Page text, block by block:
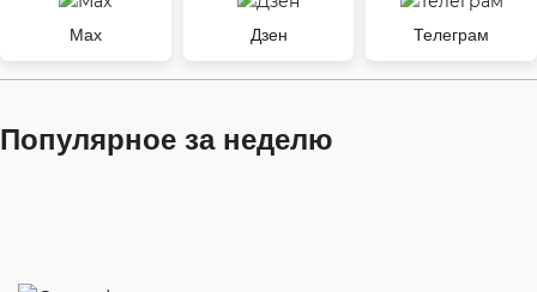
Max Дзен Телеграм
Популярное за неделю